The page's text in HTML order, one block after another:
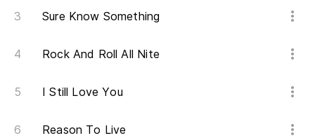
Sure Know Something
Rock And Roll All Nite
I Still Love You
Reason To Live